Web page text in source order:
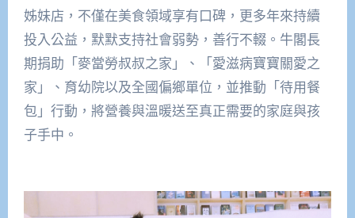
姊妹店，不僅在美食領域享有口碑，更多年來持續
投入公益，默默支持社會弱勢，善行不輟。牛閣長
期捐助「麥當勞叔叔之家」、「愛滋病寶寶關愛之
家」、育幼院以及全國偏鄉單位，並推動「待用餐
包」行動，將營養與溫暖送至真正需要的家庭與孩
子手中。